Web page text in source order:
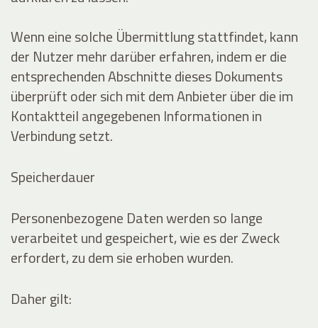
Wenn eine solche Übermittlung stattfindet, kann
der Nutzer mehr darüber erfahren, indem er die
entsprechenden Abschnitte dieses Dokuments
überprüft oder sich mit dem Anbieter über die im
Kontaktteil angegebenen Informationen in
Verbindung setzt.
Speicherdauer
Personenbezogene Daten werden so lange
verarbeitet und gespeichert, wie es der Zweck
erfordert, zu dem sie erhoben wurden.
Daher gilt: